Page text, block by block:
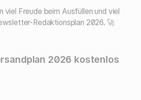
viel Freude beim Ausfüllen und viel
Redaktionsplan 2026. 🚀
2026 kostenlos